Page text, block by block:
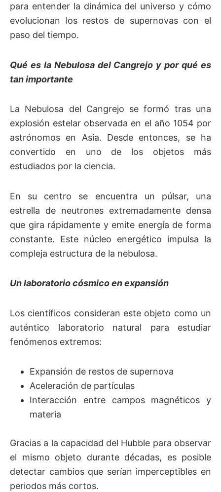
para entender la dinámica del universo y cómo
evolucionan los restos de supernovas con el
paso del tiempo.
Qué es la Nebulosa del Cangrejo y por qué es
tan importante
La Nebulosa del Cangrejo se formó tras una
explosión estelar observada en el año 1054 por
astrónomos en Asia. Desde entonces, se ha
convertido en uno de los objetos más
estudiados por la ciencia.
En su centro se encuentra un púlsar, una
estrella de neutrones extremadamente densa
que gira rápidamente y emite energía de forma
constante. Este núcleo energético impulsa la
compleja estructura de la nebulosa.
Un laboratorio cósmico en expansión
Los científicos consideran este objeto como un
auténtico laboratorio natural para estudiar
fenómenos extremos:
Expansión de restos de supernova
Aceleración de partículas
Interacción entre campos magnéticos y
materia
Gracias a la capacidad del Hubble para observar
el mismo objeto durante décadas, es posible
detectar cambios que serían imperceptibles en
periodos más cortos.